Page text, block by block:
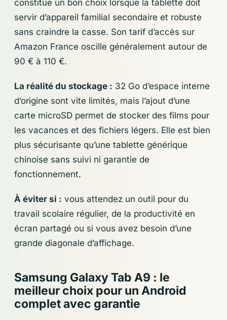
constitue un bon choix lorsque la tablette doit
servir d’appareil familial secondaire et robuste
sans craindre la casse. Son tarif d’accès sur
Amazon France oscille généralement autour de
90 € à 110 €.
La réalité du stockage : 32 Go d’espace interne
d’origine sont vite limités, mais l’ajout d’une
carte microSD permet de stocker des films pour
les vacances et des fichiers légers. Elle est bien
plus sécurisante qu’une tablette générique
chinoise sans suivi ni garantie de
fonctionnement.
À éviter si : vous attendez un outil pour du
travail scolaire régulier, de la productivité en
écran partagé ou si vous avez besoin d’une
grande diagonale d’affichage.
Samsung Galaxy Tab A9 : le
meilleur choix pour un Android
complet avec garantie